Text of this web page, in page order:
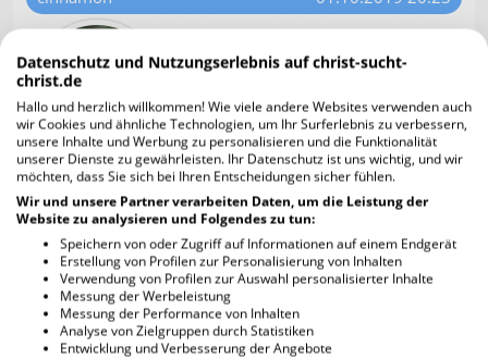
Rolltreppe am Marienplatz - das geht
(Nutzer gelöscht)
99 Jahre - das ist ja toll! Dann
wünsche ich dir von ganzem Herzen,
dass deine Oma die 100 noch
vollmachen darf. Und dass du vieles
von deiner Einkehrwoche mit in den
Alltag nehmen kannst, liebe @ Rena.
Datenschutz und Nutzungserlebnis auf christ-sucht-
christ.de
Hallo und herzlich willkommen! Wie viele andere Websites verwenden auch
wir Cookies und ähnliche Technologien, um Ihr Surferlebnis zu verbessern,
unsere Inhalte und Werbung zu personalisieren und die Funktionalität
unserer Dienste zu gewährleisten. Ihr Datenschutz ist uns wichtig, und wir
möchten, dass Sie sich bei Ihren Entscheidungen sicher fühlen.
Wir und unsere Partner verarbeiten Daten, um die Leistung der
Website zu analysieren und Folgendes zu tun:
Speichern von oder Zugriff auf Informationen auf einem Endgerät
Erstellung von Profilen zur Personalisierung von Inhalten
Verwendung von Profilen zur Auswahl personalisierter Inhalte
Messung der Werbeleistung
Messung der Performance von Inhalten
Analyse von Zielgruppen durch Statistiken
Entwicklung und Verbesserung der Angebote